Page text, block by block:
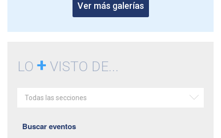
Ver más galerías
LO + VISTO DE...
Todas las secciones
Buscar eventos